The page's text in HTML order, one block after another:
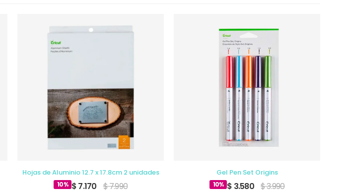
Hojas de Aluminio 12.7 x 17.8cm 2 unidades
10% $ 7.170 $ 7.990
Gel Pen Set Origins
10% $ 3.580 $ 3.990